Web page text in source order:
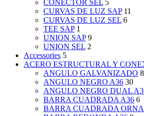
CONECTOR SEL 5
CURVAS DE LUZ SAP 11
CURVAS DE LUZ SEL 6
TEE SAP 1
UNION SAP 9
UNION SEL 2
Accessories 5
ACERO ESTRUCTURAL Y
ANGULO GALVANIZADO 8
ANGULO NEGRO A36 30
ANGULO NEGRO DUAL
BARRA CUADRADA A36 6
BARRA CUADRADA